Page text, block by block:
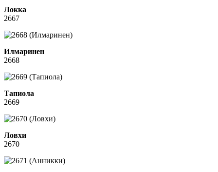
Локка
2667
Илмаринен
2668
Тапиола
2669
Ловхи
2670